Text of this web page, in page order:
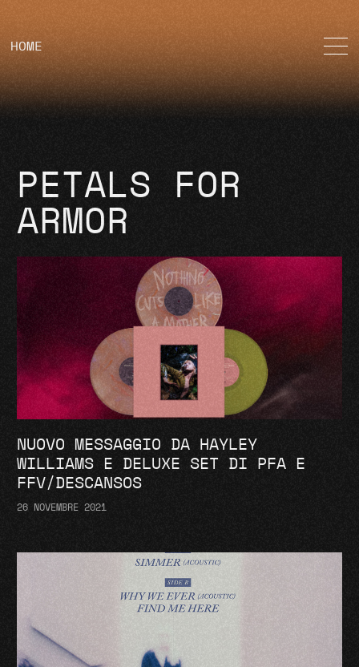
HOME
PETALS FOR
ARMOR
NUOVO MESSAGGIO DA HAYLEY
WILLIAMS E DELUXE SET DI PFA E
FFV/DESCANSOS
26 NOVEMBRE 2021